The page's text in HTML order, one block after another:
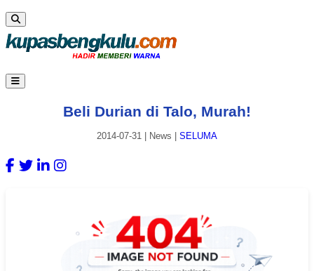
Beli Durian di Talo, Murah!
2014-07-31 News SELUMA